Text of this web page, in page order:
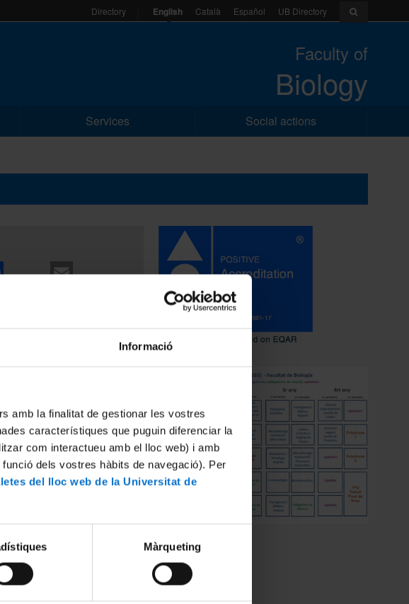
Informació
amb la finalitat de gestionar les vostres
característiques que puguin diferenciar la
com interactueu amb el lloc web) i amb
dels vostres hàbits de navegació). Per
del lloc web de la Universitat de
Màrqueting
Directory English Català Español UB Directory
Faculty of
Biology
Services Social actions